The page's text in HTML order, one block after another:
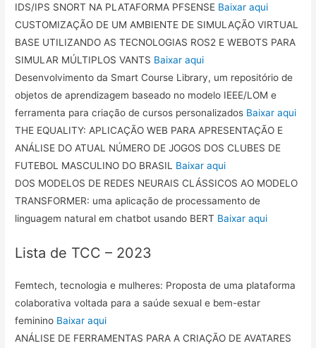
IDS/IPS SNORT NA PLATAFORMA PFSENSE Baixar aqui
CUSTOMIZAÇÃO DE UM AMBIENTE DE SIMULAÇÃO VIRTUAL
BASE UTILIZANDO AS TECNOLOGIAS ROS2 E WEBOTS PARA
SIMULAR MÚLTIPLOS VANTS Baixar aqui
Desenvolvimento da Smart Course Library, um repositório de
objetos de aprendizagem baseado no modelo IEEE/LOM e
ferramenta para criação de cursos personalizados Baixar aqui
THE EQUALITY: APLICAÇÃO WEB PARA APRESENTAÇÃO E
ANÁLISE DO ATUAL NÚMERO DE JOGOS DOS CLUBES DE
FUTEBOL MASCULINO DO BRASIL Baixar aqui
DOS MODELOS DE REDES NEURAIS CLÁSSICOS AO MODELO
TRANSFORMER: uma aplicação de processamento de
linguagem natural em chatbot usando BERT Baixar aqui
Lista de TCC – 2023
Femtech, tecnologia e mulheres: Proposta de uma plataforma
colaborativa voltada para a saúde sexual e bem-estar
feminino Baixar aqui
ANÁLISE DE FERRAMENTAS PARA A CRIAÇÃO DE AVATARES